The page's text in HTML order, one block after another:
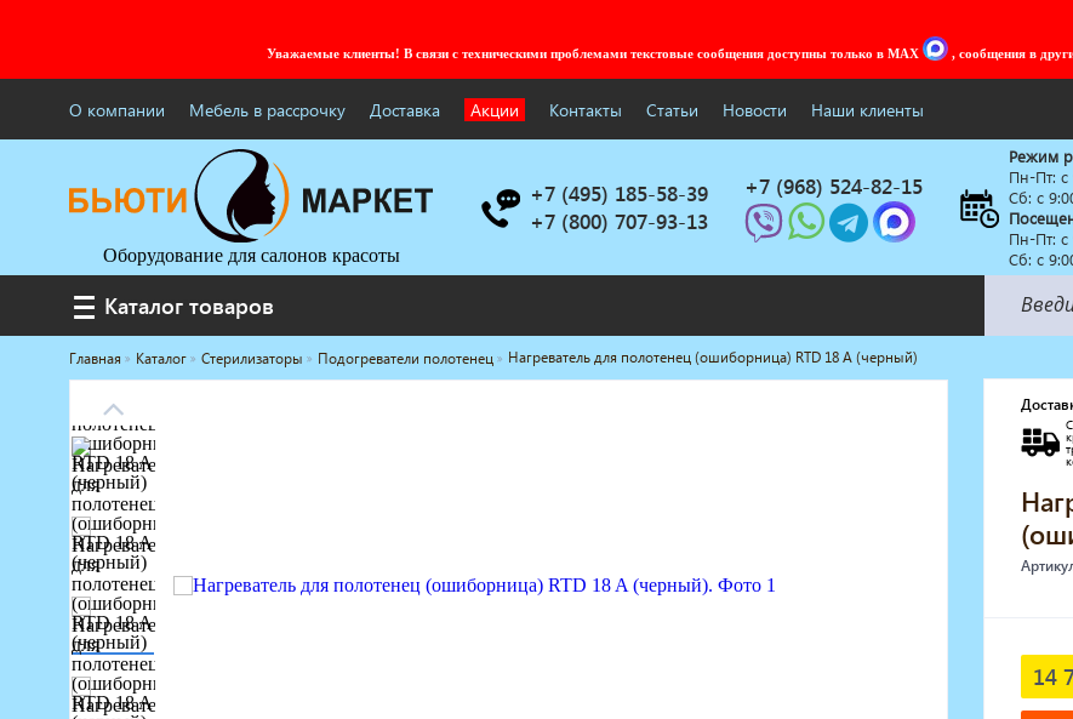
Уважаемые клиенты! В связи с техническими проблемами текстовые сообщения доступны только в MAX , сообщения в
О компании Мебель в рассрочку Доставка Акции Контакты Статьи Новости Наши клиенты
Оборудование для салонов красоты
+7 (495) 185-58-39
+7 (800) 707-93-13
+7 (968) 524-82-15
Режим
Пн-Пт: c
Сб: с
Пн-Пт: c
Сб: с
Каталог товаров
Каталог товаров
Услуги под ключ
Готовые решения
Оборудование с регистрационным
удостоверением
Парикмахерское оборудование
Косметологическое оборудование
Маникюрное оборудование
Педикюрное оборудование
Массажное и SPA оборудование
Стерилизаторы
Оборудование для барбершопа
Оборудование для визажистов
Солярии
Мебель в стиле Лофт
Доставка за один день
Главная Каталог Стерилизаторы Подогреватели полотенец Нагреватель для полотенец (ошиборница) RTD 18 A (черный)
14